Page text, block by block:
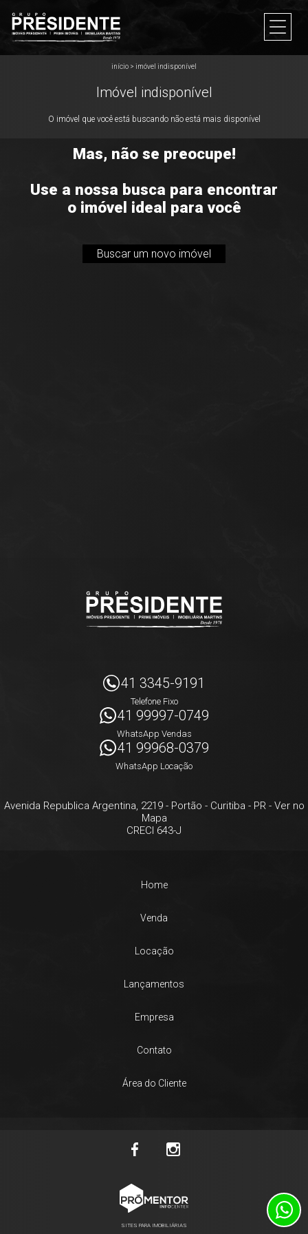
início > imóvel indisponível
Imóvel indisponível
O imóvel que você está buscando não está mais disponível
Mas, não se preocupe!
Use a nossa busca para encontrar
o imóvel ideal para você
Buscar um novo imóvel
41 3345-9191
Telefone Fixo
41 99997-0749
WhatsApp Vendas
41 99968-0379
WhatsApp Locação
Avenida Republica Argentina, 2219- Portão - Curitiba - PR- Ver no
Mapa
CRECI 643-J
Home
Venda
Locação
Lançamentos
Empresa
Contato
Área do Cliente
SITES PARA IMOBILIÁRIAS